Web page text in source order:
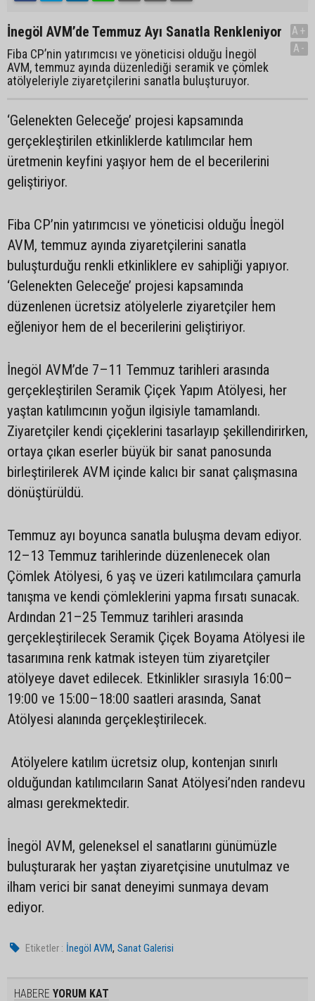
İnegöl AVM’de Temmuz Ayı Sanatla Renkleniyor
Fiba CP’nin yatırımcısı ve yöneticisi olduğu İnegöl
AVM, temmuz ayında düzenlediği seramik ve çömlek
atölyeleriyle ziyaretçilerini sanatla buluşturuyor.
A+
A-
‘Gelenekten Geleceğe’ projesi kapsamında
gerçekleştirilen etkinliklerde katılımcılar hem
üretmenin keyfini yaşıyor hem de el becerilerini
geliştiriyor.
Fiba CP’nin yatırımcısı ve yöneticisi olduğu İnegöl
AVM, temmuz ayında ziyaretçilerini sanatla
buluşturduğu renkli etkinliklere ev sahipliği yapıyor.
‘Gelenekten Geleceğe’ projesi kapsamında
düzenlenen ücretsiz atölyelerle ziyaretçiler hem
eğleniyor hem de el becerilerini geliştiriyor.
İnegöl AVM’de 7–11 Temmuz tarihleri arasında
gerçekleştirilen Seramik Çiçek Yapım Atölyesi, her
yaştan katılımcının yoğun ilgisiyle tamamlandı.
Ziyaretçiler kendi çiçeklerini tasarlayıp şekillendirirken,
ortaya çıkan eserler büyük bir sanat panosunda
birleştirilerek AVM içinde kalıcı bir sanat çalışmasına
dönüştürüldü.
Temmuz ayı boyunca sanatla buluşma devam ediyor.
12–13 Temmuz tarihlerinde düzenlenecek olan
Çömlek Atölyesi, 6 yaş ve üzeri katılımcılara çamurla
tanışma ve kendi çömleklerini yapma fırsatı sunacak.
Ardından 21–25 Temmuz tarihleri arasında
gerçekleştirilecek Seramik Çiçek Boyama Atölyesi ile
tasarımına renk katmak isteyen tüm ziyaretçiler
atölyeye davet edilecek. Etkinlikler sırasıyla 16:00–
19:00 ve 15:00–18:00 saatleri arasında, Sanat
Atölyesi alanında gerçekleştirilecek.
Atölyelere katılım ücretsiz olup, kontenjan sınırlı
olduğundan katılımcıların Sanat Atölyesi’nden randevu
alması gerekmektedir.
İnegöl AVM, geleneksel el sanatlarını günümüzle
buluşturarak her yaştan ziyaretçisine unutulmaz ve
ilham verici bir sanat deneyimi sunmaya devam
ediyor.
Etiketler : İnegöl AVM,Sanat Galerisi
HABERE YORUM KAT